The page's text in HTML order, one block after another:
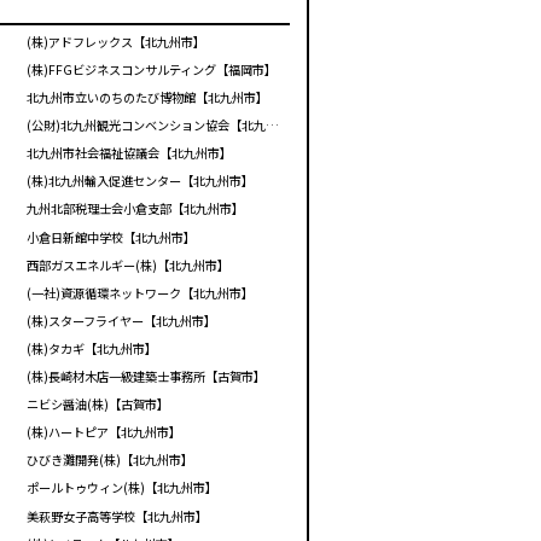
(株)アドフレックス【北九州市】
(株)FFGビジネスコンサルティング【福岡市】
北九州市立いのちのたび博物館【北九州市】
(公財)北九州観光コンベンション協会【北九州市】
北九州市社会福祉協議会【北九州市】
(株)北九州輸入促進センター【北九州市】
九州北部税理士会小倉支部【北九州市】
小倉日新館中学校【北九州市】
西部ガスエネルギー(株)【北九州市】
(一社)資源循環ネットワーク【北九州市】
(株)スターフライヤー【北九州市】
(株)タカギ【北九州市】
(株)長崎材木店一級建築士事務所【古賀市】
ニビシ醤油(株)【古賀市】
(株)ハートピア【北九州市】
ひびき灘開発(株)【北九州市】
ポールトゥウィン(株)【北九州市】
美萩野女子高等学校【北九州市】